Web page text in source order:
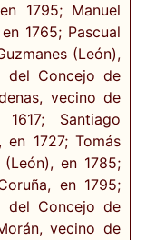
1795; Manuel
1765; Pascual
(León),
del Concejo de
vecino de
Santiago
en 1727; Tomás
en 1785;
en 1795;
del Concejo de
vecino de